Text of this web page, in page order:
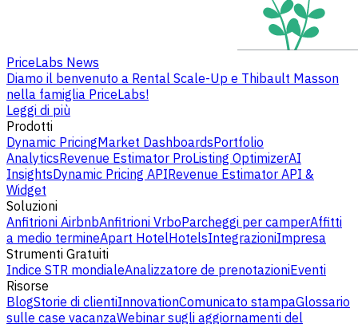
PriceLabs News
Diamo il benvenuto a Rental Scale-Up e Thibault Masson
nella famiglia PriceLabs!
Leggi di più
Prodotti
Dynamic PricingMarket DashboardsPortfolio
AnalyticsRevenue Estimator ProListing OptimizerAI
InsightsDynamic Pricing APIRevenue Estimator API &
Widget
Soluzioni
Anfitrioni AirbnbAnfitrioni VrboParcheggi per camperAffitti
a medio termineApart HotelHotelsIntegrazioniImpresa
Strumenti Gratuiti
Indice STR mondialeAnalizzatore de prenotazioniEventi
Risorse
BlogStorie di clientiInnovationComunicato stampaGlossario
sulle case vacanzaWebinar sugli aggiornamenti del